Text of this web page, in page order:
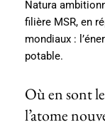
Natura
filière MSR, en
mondiaux :
potable.
Où en sont
l’atome